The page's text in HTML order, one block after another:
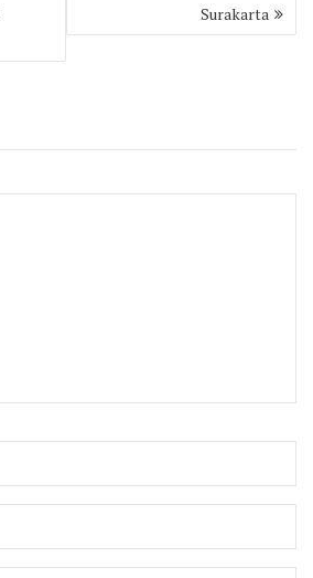
Surakarta